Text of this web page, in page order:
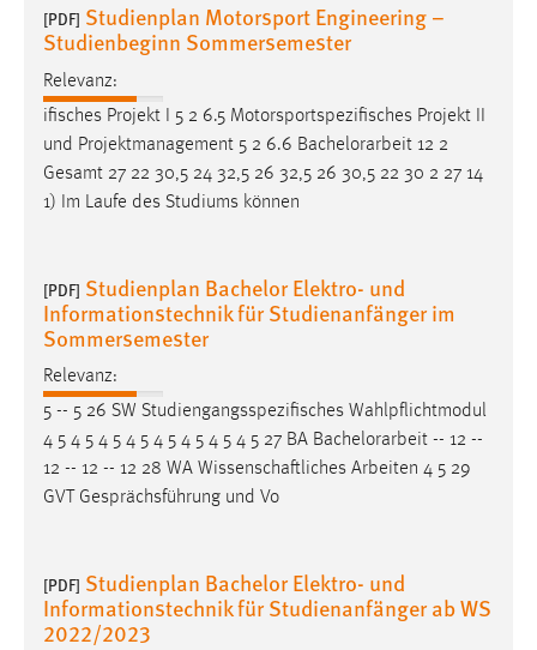
[PDF] Studienplan Motorsport Engineering –
Studienbeginn Sommersemester
Relevanz:
ifisches Projekt I 5 2 6.5 Motorsportspezifisches Projekt II
und Projektmanagement 5 2 6.6 Bachelorarbeit 12 2
Gesamt 27 22 30,5 24 32,5 26 32,5 26 30,5 22 30 2 27 14
1) Im Laufe des Studiums können
[PDF] Studienplan Bachelor Elektro- und
Informationstechnik für Studienanfänger im
Sommersemester
Relevanz:
5 -- 5 26 SW Studiengangsspezifisches Wahlpflichtmodul
4 5 4 5 4 5 4 5 4 5 4 5 4 5 4 5 27 BA Bachelorarbeit -- 12 --
12 -- 12 -- 12 28 WA Wissenschaftliches Arbeiten 4 5 29
GVT Gesprächsführung und Vo
[PDF] Studienplan Bachelor Elektro- und
Informationstechnik für Studienanfänger ab WS
2022/2023